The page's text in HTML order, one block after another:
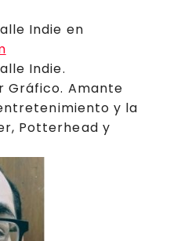
Indie en
Indie.
Gráfico. Amante
y la
Potterhead y